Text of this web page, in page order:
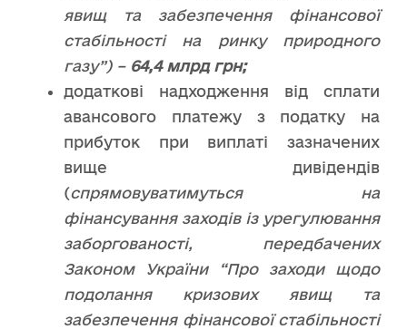
явищ та забезпечення фінансової
стабільності на ринку природного
газу”) – 64,4 млрд грн;
додаткові надходження від сплати
авансового платежу з податку на
прибуток при виплаті зазначених
вище дивідендів
(спрямовуватимуться на
фінансування заходів із урегулювання
заборгованості, передбачених
Законом України “Про заходи щодо
подолання кризових явищ та
забезпечення фінансової стабільності